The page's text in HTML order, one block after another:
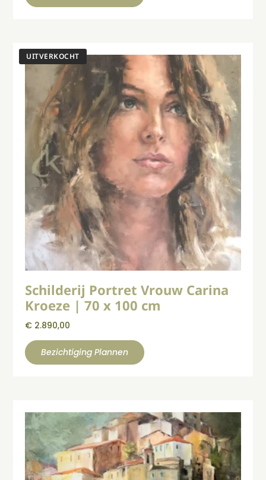
Schilderij Portret Vrouw Carina
Kroeze | 70 x 100 cm
€ 2.890,00
Bezichtiging Plannen